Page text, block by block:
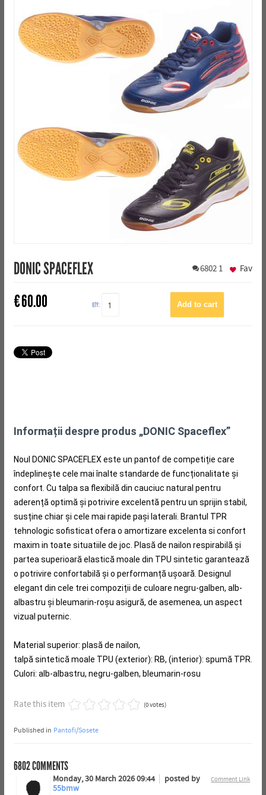
DONIC SPACEFLEX 6802 1
€60.00 QTY:
Fav
Informații despre produs „DONIC Spaceflex”
Noul DONIC SPACEFLEX este un pantof de competiție care
îndeplinește cele mai înalte standarde de funcționalitate și
confort. Cu talpa sa flexibilă din cauciuc natural pentru
aderență optimă și potrivire excelentă pentru un sprijin stabil,
susține chiar și cele mai rapide pași laterali. Brantul TPR
tehnologic sofisticat ofera o amortizare excelenta si confort
maxim in toate situatiile de joc. Plasă de nailon respirabilă și
partea superioară elastică moale din TPU sintetic garantează
o potrivire confortabilă și o performanță ușoară. Designul
elegant din cele trei compoziții de culoare negru-galben, alb-
albastru și bleumarin-roșu asigură, de asemenea, un aspect
vizual puternic.
Material superior: plasă de nailon,
talpă sintetică moale TPU (exterior): RB, (interior): spumă TPR.
Culori: alb-albastru, negru-galben, bleumarin-rosu
Rate this item (0 votes)
Published in Pantofi/Sosete
6802COMMENTS
Comment Link
Monday, 30 March 2026 09:44
posted by
55bmw